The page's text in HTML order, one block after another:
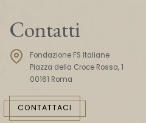
Contatti
Fondazione FS Italiane
Piazza della Croce Rossa, 1
00161 Roma
CONTATTACI